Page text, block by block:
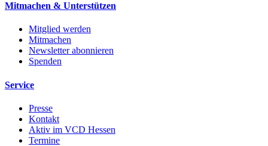
Mitmachen & Unterstützen
Mitglied werden
Mitmachen
Newsletter abonnieren
Spenden
Service
Presse
Kontakt
Aktiv im VCD Hessen
Termine